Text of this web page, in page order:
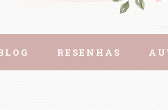
RESENHAS